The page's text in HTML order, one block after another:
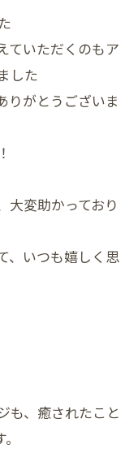
ていただくのもア
した
りがとうございま
大変助かっており
、いつも嬉しく思
も、癒されたこと